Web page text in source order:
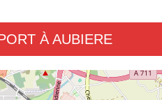
À AUBIERE